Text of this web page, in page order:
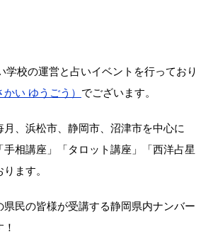
学校の運営と占いイベントを行っており
い ゆうごう） でございます。
、浜松市、静岡市、沼津市を中心に
手相講座」「タロット講座」「西洋占星
ます。
県民の皆様が受講する静岡県内ナンバー